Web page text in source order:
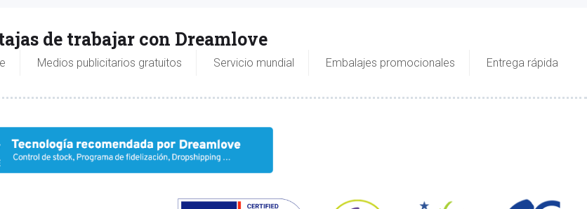
de trabajar con Dreamlove
Medios publicitarios gratuitos Servicio mundial Embalajes promocionales Entrega rápida